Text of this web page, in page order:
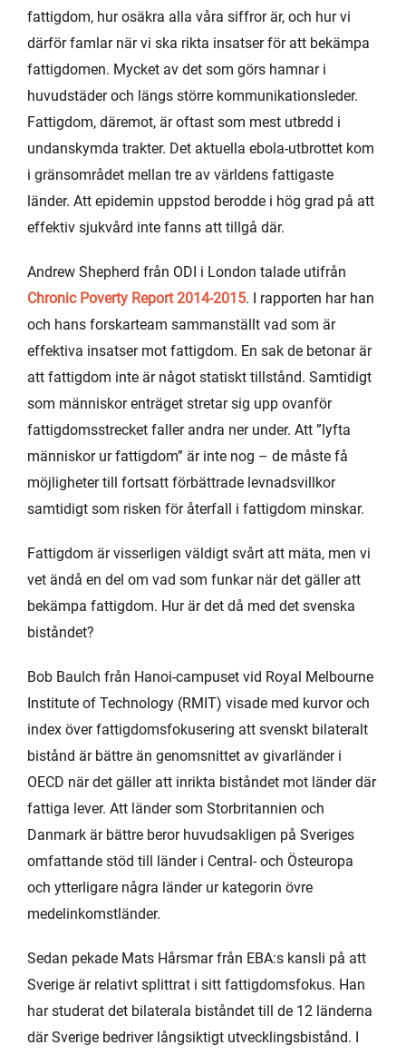
fattigdom, hur osäkra alla våra siffror är, och hur vi
därför famlar när vi ska rikta insatser för att bekämpa
fattigdomen. Mycket av det som görs hamnar i
huvudstäder och längs större kommunikationsleder.
Fattigdom, däremot, är oftast som mest utbredd i
undanskymda trakter. Det aktuella ebola-utbrottet kom
i gränsområdet mellan tre av världens fattigaste
länder. Att epidemin uppstod berodde i hög grad på att
effektiv sjukvård inte fanns att tillgå där.
Andrew Shepherd från ODI i London talade utifrån
Chronic Poverty Report 2014-2015. I rapporten har han
och hans forskarteam sammanställt vad som är
effektiva insatser mot fattigdom. En sak de betonar är
att fattigdom inte är något statiskt tillstånd. Samtidigt
som människor enträget stretar sig upp ovanför
fattigdomsstrecket faller andra ner under. Att ”lyfta
människor ur fattigdom” är inte nog – de måste få
möjligheter till fortsatt förbättrade levnadsvillkor
samtidigt som risken för återfall i fattigdom minskar.
Fattigdom är visserligen väldigt svårt att mäta, men vi
vet ändå en del om vad som funkar när det gäller att
bekämpa fattigdom. Hur är det då med det svenska
biståndet?
Bob Baulch från Hanoi-campuset vid Royal Melbourne
Institute of Technology (RMIT) visade med kurvor och
index över fattigdomsfokusering att svenskt bilateralt
bistånd är bättre än genomsnittet av givarländer i
OECD när det gäller att inrikta biståndet mot länder där
fattiga lever. Att länder som Storbritannien och
Danmark är bättre beror huvudsakligen på Sveriges
omfattande stöd till länder i Central- och Östeuropa
och ytterligare några länder ur kategorin övre
medelinkomstländer.
Sedan pekade Mats Hårsmar från EBA:s kansli på att
Sverige är relativt splittrat i sitt fattigdomsfokus. Han
har studerat det bilaterala biståndet till de 12 länderna
där Sverige bedriver långsiktigt utvecklingsbistånd. I